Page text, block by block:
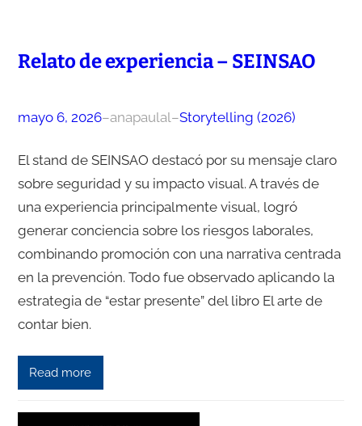
Relato de experiencia – SEINSAO
mayo 6, 2026–anapaulal–Storytelling (2026)
El stand de SEINSAO destacó por su mensaje claro
sobre seguridad y su impacto visual. A través de
una experiencia principalmente visual, logró
generar conciencia sobre los riesgos laborales,
combinando promoción con una narrativa centrada
en la prevención. Todo fue observado aplicando la
estrategia de “estar presente” del libro El arte de
contar bien.
Read more